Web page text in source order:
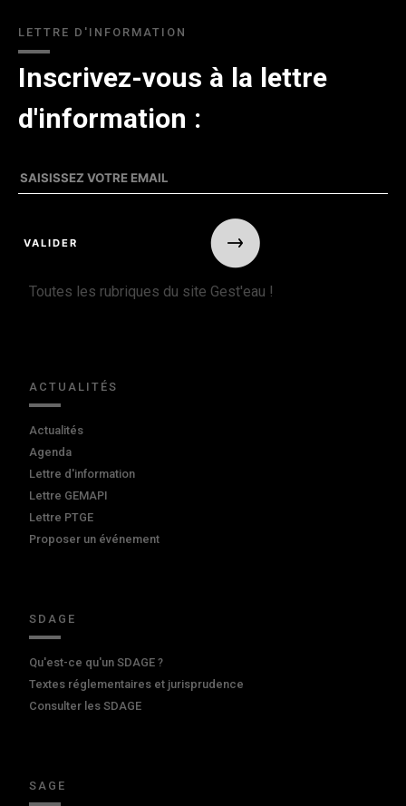
LETTRE D'INFORMATION
Inscrivez-vous à la lettre
d'information :
Toutes les rubriques du site Gest'eau !
ACTUALITÉS
Actualités
Agenda
Lettre d'information
Lettre GEMAPI
Lettre PTGE
Proposer un événement
SDAGE
Qu'est-ce qu'un SDAGE ?
Textes réglementaires et jurisprudence
Consulter les SDAGE
SAGE